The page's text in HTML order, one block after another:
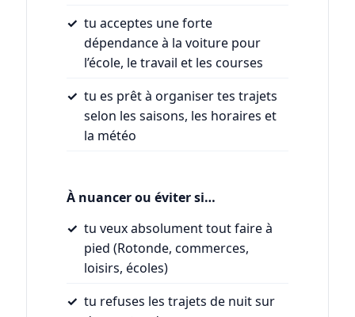
tu acceptes une forte
dépendance à la voiture pour
l’école, le travail et les courses
tu es prêt à organiser tes trajets
selon les saisons, les horaires et
la météo
À nuancer ou éviter si…
tu veux absolument tout faire à
pied (Rotonde, commerces,
loisirs, écoles)
tu refuses les trajets de nuit sur